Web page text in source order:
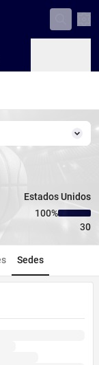
Gelo
Estados Unidos
100‏%
30
Sedes